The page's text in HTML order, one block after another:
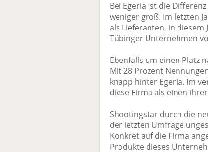
Bei Egeria ist die
weniger groß. Im letzten
als Lieferanten, in diesem
Tübinger Unternehmen
Ebenfalls um einen Platz
Mit 28 Prozent
knapp hinter Egeria. Im
diese Firma als einen
Shootingstar durch die
der letzten Umfrage
Konkret auf die Firma
Produkte dieses